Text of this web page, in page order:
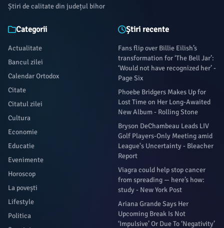
Știri de calitate din județul bihor
Categorii
Actualitate
Bancul zilei
Calendar Ortodox
Citate
Citatul zilei
Cultura
Economie
Educatie
Evenimente
Horoscop
La povești
Lifestyle
Politica
Știri recente
Fans flip over Billie Eilish’s
transformation for ‘The Bell Jar’:
‘Would not have recognized her’ -
Page Six
Phoebe Bridgers Makes Up for
Lost Time on Her Long-Awaited
New Album - Rolling Stone
Bryson DeChambeau Leads LIV
Golf Players-Only Meeting amid
League's Uncertainty - Bleacher
Report
Viagra could help stop cancer
from spreading — here’s how:
study - New York Post
Ariana Grande Says Her
Upcoming Break Is Not
‘Impulsive’ Or Due To ‘Negativity’